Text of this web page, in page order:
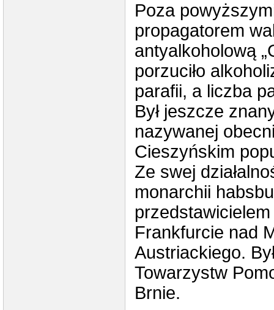
Poza
propagatorem
antyalkoholową
porzuciło
parafii, a liczba
Był jeszcze
nazywanej
Cieszyńskim
Ze swej
monarchii
Frankfurcie nad
Austriackiego.
Towarzystw
Brnie.